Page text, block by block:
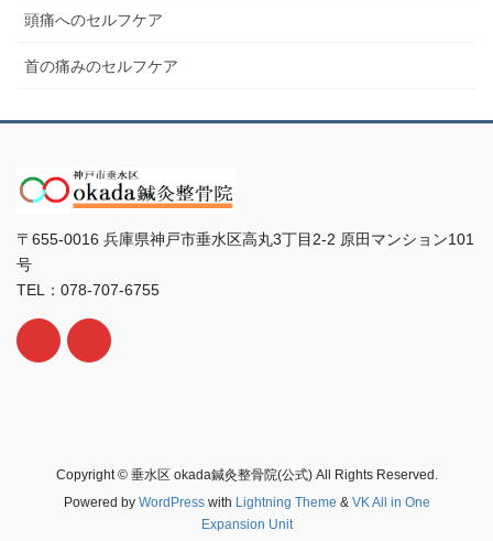
頭痛へのセルフケア
首の痛みのセルフケア
〒655-0016 兵庫県神戸市垂水区高丸3丁目2-2 原田マンション101
号
TEL：078-707-6755
Copyright © 垂水区 okada鍼灸整骨院(公式) All Rights Reserved.
Powered by WordPresswith Lightning Theme & VK All in One
Expansion Unit